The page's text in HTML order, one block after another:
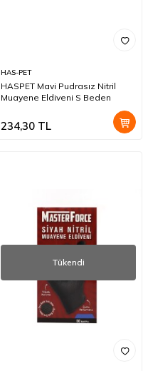
HAS-PET
HASPET Mavi Pudrasız Nitril
Muayene Eldiveni S Beden
234,30 TL
Tükendi